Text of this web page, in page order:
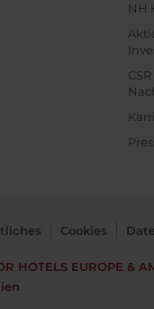
NH
Cookies
HOTELS EUROPE &